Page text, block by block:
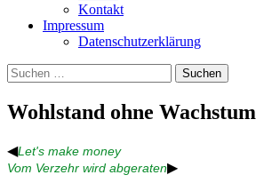
Kontakt
Impressum
Datenschutzerklärung
Suchen
nach:
Wohlstand ohne Wachstum
◀Let's make money
Vom Verzehr wird abgeraten▶